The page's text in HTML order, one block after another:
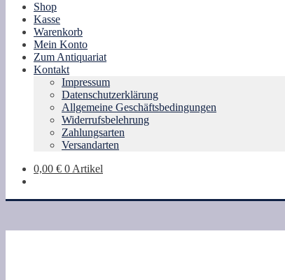
Shop
Kasse
Warenkorb
Mein Konto
Zum Antiquariat
Kontakt
Impressum
Datenschutzerklärung
Allgemeine Geschäftsbedingungen
Widerrufsbelehrung
Zahlungsarten
Versandarten
0,00 € 0 Artikel